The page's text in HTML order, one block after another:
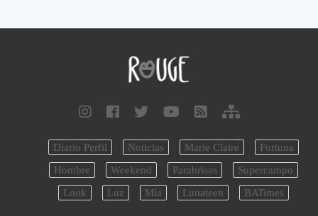
Diario Perfil Noticias Marie Claire
Fortuna
Hombre
Weekend Parabrisas
Supercampo
Look
Luz Mía Lunateen BATimes